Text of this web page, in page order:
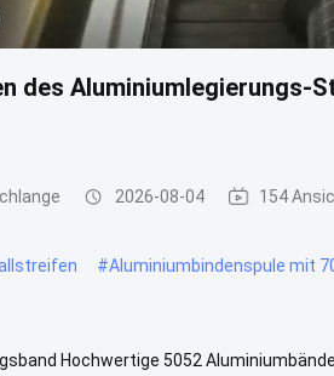
des Aluminiumlegierungs-
2026-08-04 154
#Aluminiumbindenspule mit
Hochwertige 5052